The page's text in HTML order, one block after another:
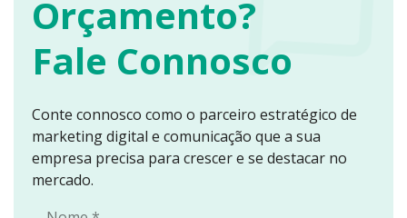
Orçamento?
Fale Connosco
Conte connosco como o parceiro estratégico de
marketing digital e comunicação que a sua
empresa precisa para crescer e se destacar no
mercado.